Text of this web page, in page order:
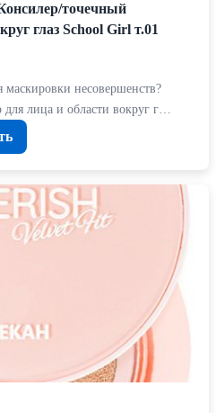
точечный
глаз School Girl т.01
маскировки несовершенств?
лица и области вокруг г…